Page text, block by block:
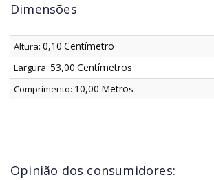
Dimensões
Altura: 0,10 Centímetro
Largura: 53,00 Centímetros
Comprimento: 10,00 Metros
Opinião dos consumidores: